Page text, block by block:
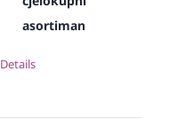
asortiman
Details